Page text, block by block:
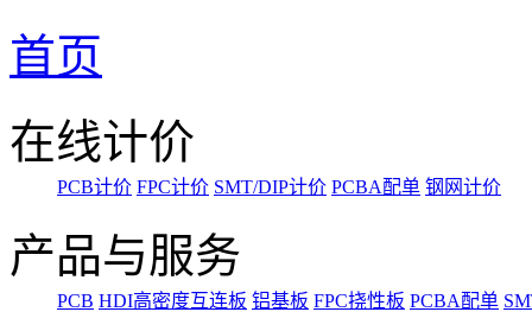
首页
在线计价
PCB计价 FPC计价 SMT/DIP计价 PCBA配单 钢网计价
产品与服务
PCB HDI高密度互连板 铝基板 FPC挠性板 PCBA配单